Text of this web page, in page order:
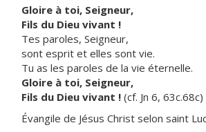
Gloire à toi, Seigneur,
Fils du Dieu vivant !
Tes paroles, Seigneur,
sont esprit et elles sont vie.
Tu as les paroles de la vie éternelle.
Gloire à toi, Seigneur,
Fils du Dieu vivant ! (cf. Jn 6, 63c.68c)
Évangile de Jésus Christ selon saint